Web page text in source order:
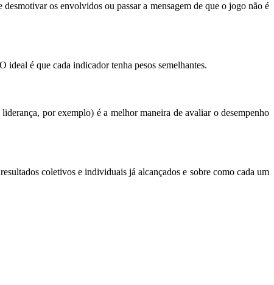
os envolvidos ou passar a mensagem de que o jogo não é
é que cada indicador tenha pesos semelhantes.
por exemplo) é a melhor maneira de avaliar o desempenho
coletivos e individuais já alcançados e sobre como cada um